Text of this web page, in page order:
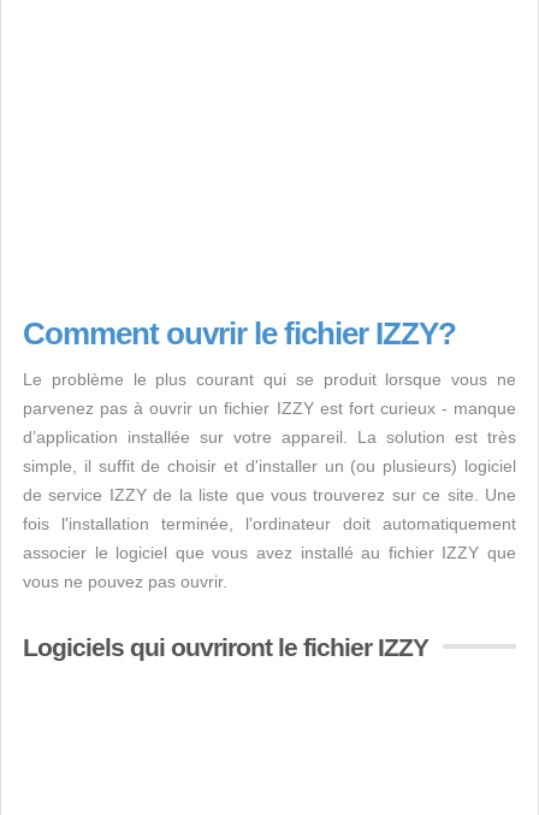
Comment ouvrir le fichier IZZY?
Le problème le plus courant qui se produit lorsque vous ne
parvenez pas à ouvrir un fichier IZZY est fort curieux - manque
d’application installée sur votre appareil. La solution est très
simple, il suffit de choisir et d'installer un (ou plusieurs) logiciel
de service IZZY de la liste que vous trouverez sur ce site. Une
fois l'installation terminée, l'ordinateur doit automatiquement
associer le logiciel que vous avez installé au fichier IZZY que
vous ne pouvez pas ouvrir.
Logiciels qui ouvriront le fichier IZZY